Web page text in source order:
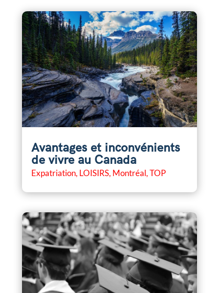
Avantages et inconvénients
de vivre au Canada
Expatriation, LOISIRS, Montréal,TOP